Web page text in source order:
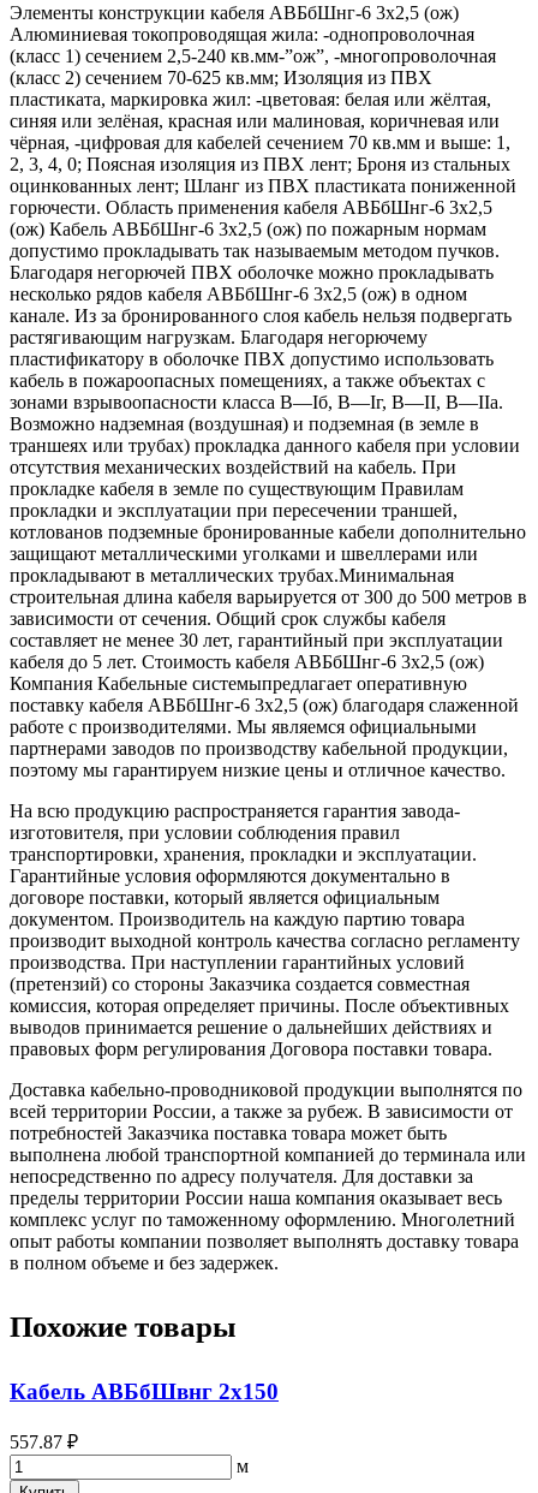
Элементы конструкции кабеля АВБбШнг-6 3х2,5 (ож)
Алюминиевая токопроводящая жила: -однопроволочная
(класс 1) сечением 2,5-240 кв.мм-”ож”, -многопроволочная
(класс 2) сечением 70-625 кв.мм; Изоляция из ПВХ
пластиката, маркировка жил: -цветовая: белая или жёлтая,
синяя или зелёная, красная или малиновая, коричневая или
чёрная, -цифровая для кабелей сечением 70 кв.мм и выше: 1,
2, 3, 4, 0; Поясная изоляция из ПВХ лент; Броня из стальных
оцинкованных лент; Шланг из ПВХ пластиката пониженной
горючести. Область применения кабеля АВБбШнг-6 3х2,5
(ож) Кабель АВБбШнг-6 3х2,5 (ож) по пожарным нормам
допустимо прокладывать так называемым методом пучков.
Благодаря негорючей ПВХ оболочке можно прокладывать
несколько рядов кабеля АВБбШнг-6 3х2,5 (ож) в одном
канале. Из за бронированного слоя кабель нельзя подвергать
растягивающим нагрузкам. Благодаря негорючему
пластификатору в оболочке ПВХ допустимо использовать
кабель в пожароопасных помещениях, а также объектах с
зонами взрывоопасности класса B—Iб, B—Iг, В—II, В—IIа.
Возможно надземная (воздушная) и подземная (в земле в
траншеях или трубах) прокладка данного кабеля при условии
отсутствия механических воздействий на кабель. При
прокладке кабеля в земле по существующим Правилам
прокладки и эксплуатации при пересечении траншей,
котлованов подземные бронированные кабели дополнительно
защищают металлическими уголками и швеллерами или
прокладывают в металлических трубах.Минимальная
строительная длина кабеля варьируется от 300 до 500 метров в
зависимости от сечения. Общий срок службы кабеля
составляет не менее 30 лет, гарантийный при эксплуатации
кабеля до 5 лет. Стоимость кабеля АВБбШнг-6 3х2,5 (ож)
Компания Кабельные системыпредлагает оперативную
поставку кабеля АВБбШнг-6 3х2,5 (ож) благодаря слаженной
работе с производителями. Мы являемся официальными
партнерами заводов по производству кабельной продукции,
поэтому мы гарантируем низкие цены и отличное качество.
На всю продукцию распространяется гарантия завода-
изготовителя, при условии соблюдения правил
транспортировки, хранения, прокладки и эксплуатации.
Гарантийные условия оформляются документально в
договоре поставки, который является официальным
документом. Производитель на каждую партию товара
производит выходной контроль качества согласно регламенту
производства. При наступлении гарантийных условий
(претензий) со стороны Заказчика создается совместная
комиссия, которая определяет причины. После объективных
выводов принимается решение о дальнейших действиях и
правовых форм регулирования Договора поставки товара.
Доставка кабельно-проводниковой продукции выполнятся по
всей территории России, а также за рубеж. В зависимости от
потребностей Заказчика поставка товара может быть
выполнена любой транспортной компанией до терминала или
непосредственно по адресу получателя. Для доставки за
пределы территории России наша компания оказывает весь
комплекс услуг по таможенному оформлению. Многолетний
опыт работы компании позволяет выполнять доставку товара
в полном объеме и без задержек.
Похожие товары
Кабель АВБбШвнг 2х150
557.87 ₽
м